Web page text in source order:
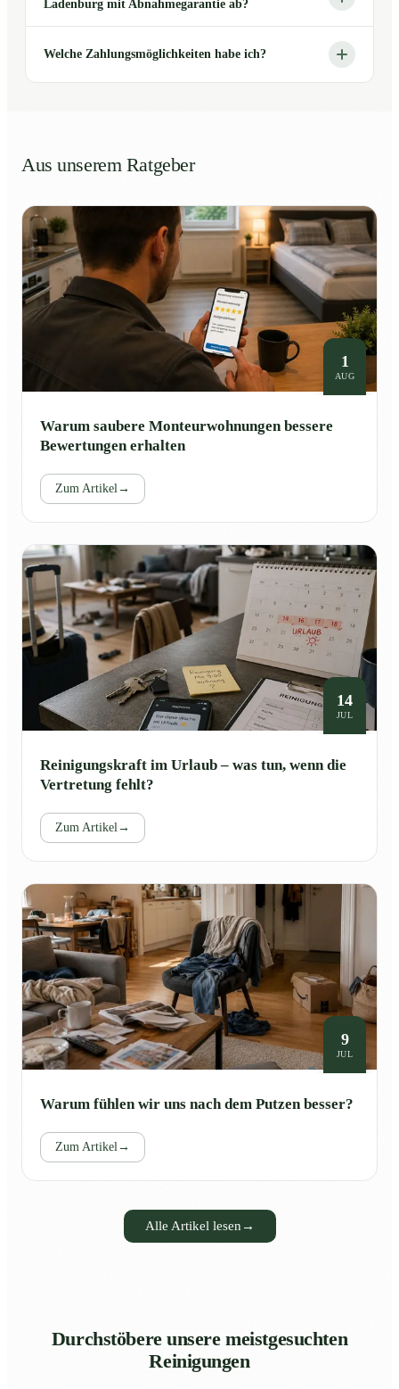
Ladenburg mit Abnahmegarantie ab?
Welche Zahlungsmöglichkeiten habe ich?
Aus unserem Ratgeber
1
AUG
Warum saubere Monteurwohnungen bessere
Bewertungen erhalten
Zum Artikel→
14
JUL
Reinigungskraft im Urlaub – was tun, wenn die
Vertretung fehlt?
Zum Artikel→
9
JUL
Warum fühlen wir uns nach dem Putzen besser?
Zum Artikel→
Alle Artikel lesen →
Durchstöbere unsere meistgesuchten
Reinigungen